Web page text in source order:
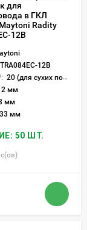
для
в ГКЛ
Radity
12B
TRA084EC-12B
20 (для сухих пом.)
мм
мм
33 мм
50 ШТ.